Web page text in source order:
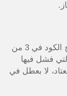
من واقع التجارب المذكورة في المقال، نجح الكود في 3 من
التي فشل فيها
لا بعطل في